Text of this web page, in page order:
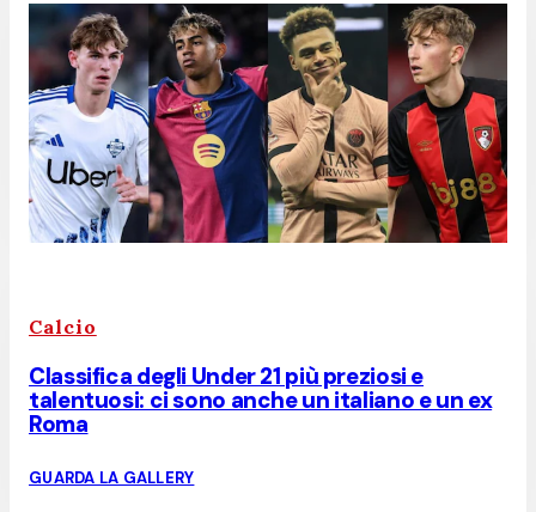
Calcio
Classifica degli Under 21 più preziosi e
talentuosi: ci sono anche un italiano e un ex
Roma
GUARDA LA GALLERY